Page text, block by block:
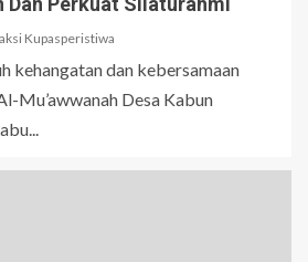
Kupasperistiwa
kehangatan dan kebersamaan
Mu’awwanah Desa Kabun